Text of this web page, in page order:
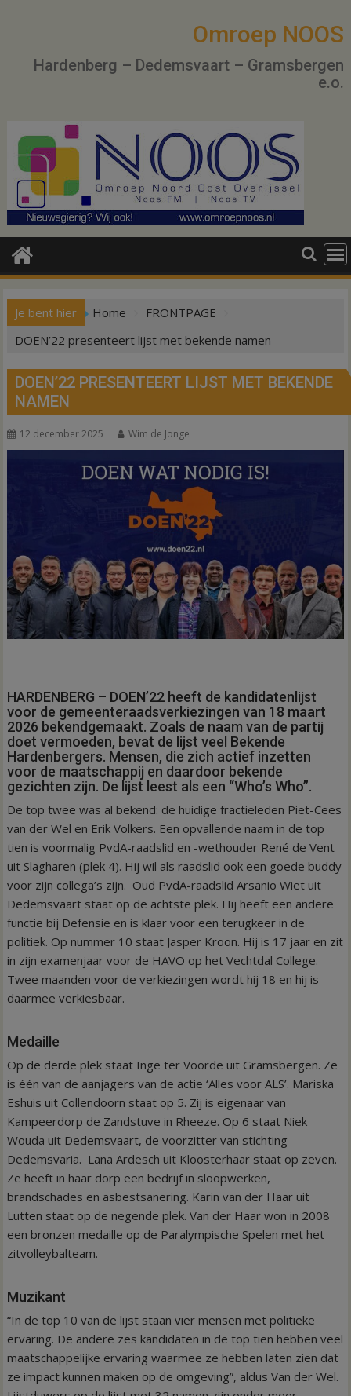
Omroep NOOS
Hardenberg – Dedemsvaart – Gramsbergen
e.o.
Je bent hier Home
FRONTPAGE
DOEN’22 presenteert lijst met bekende namen
DOEN’22 PRESENTEERT LIJST MET BEKENDE
NAMEN
12 december 2025 Wim de Jonge
HARDENBERG – DOEN’22 heeft de kandidatenlijst
voor de gemeenteraadsverkiezingen van 18 maart
2026 bekendgemaakt. Zoals de naam van de partij
doet vermoeden, bevat de lijst veel Bekende
Hardenbergers. Mensen, die zich actief inzetten
voor de maatschappij en daardoor bekende
gezichten zijn. De lijst leest als een “Who’s Who”.
De top twee was al bekend: de huidige fractieleden Piet-Cees
van der Wel en Erik Volkers. Een opvallende naam in de top
tien is voormalig PvdA-raadslid en -wethouder René de Vent
uit Slagharen (plek 4). Hij wil als raadslid ook een goede buddy
voor zijn collega’s zijn. Oud PvdA-raadslid Arsanio Wiet uit
Dedemsvaart staat op de achtste plek. Hij heeft een andere
functie bij Defensie en is klaar voor een terugkeer in de
politiek. Op nummer 10 staat Jasper Kroon. Hij is 17 jaar en zit
in zijn examenjaar voor de HAVO op het Vechtdal College.
Twee maanden voor de verkiezingen wordt hij 18 en hij is
daarmee verkiesbaar.
Medaille
Op de derde plek staat Inge ter Voorde uit Gramsbergen. Ze
is één van de aanjagers van de actie ‘Alles voor ALS’. Mariska
Eshuis uit Collendoorn staat op 5. Zij is eigenaar van
Kampeerdorp de Zandstuve in Rheeze. Op 6 staat Niek
Wouda uit Dedemsvaart, de voorzitter van stichting
Dedemsvaria. Lana Ardesch uit Kloosterhaar staat op zeven.
Ze heeft in haar dorp een bedrijf in sloopwerken,
brandschades en asbestsanering. Karin van der Haar uit
Lutten staat op de negende plek. Van der Haar won in 2008
een bronzen medaille op de Paralympische Spelen met het
zitvolleybalteam.
Muzikant
“In de top 10 van de lijst staan vier mensen met politieke
ervaring. De andere zes kandidaten in de top tien hebben veel
maatschappelijke ervaring waarmee ze hebben laten zien dat
ze impact kunnen maken op de omgeving”, aldus Van der Wel.